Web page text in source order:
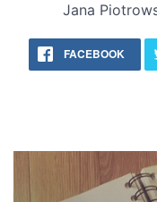
Jana
FACEBOOK